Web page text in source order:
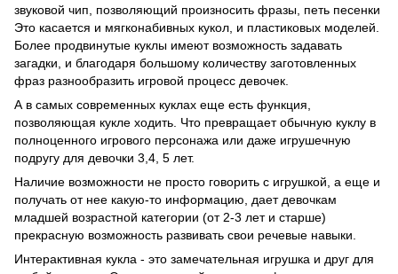
звуковой чип, позволяющий произносить фразы, петь песенки
Это касается и мягконабивных кукол, и пластиковых моделей.
Более продвинутые куклы имеют возможность задавать
загадки, и благодаря большому количеству заготовленных
фраз разнообразить игровой процесс девочек.
А в самых современных куклах еще есть функция,
позволяющая кукле ходить. Что превращает обычную куклу в
полноценного игрового персонажа или даже игрушечную
подругу для девочки 3,4, 5 лет.
Наличие возможности не просто говорить с игрушкой, а еще и
получать от нее какую-то информацию, дает девочкам
младшей возрастной категории (от 2-3 лет и старше)
прекрасную возможность развивать свои речевые навыки.
Интерактивная кукла - это замечательная игрушка и друг для